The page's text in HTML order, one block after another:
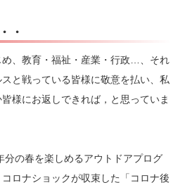
・
、教育・福祉・産業・行政…、それ
と戦っている皆様に敬意を払い、私
様にお返しできれば，と思っていま
分の春を楽しめるアウトドアプログ
ロナショックが収束した「コロナ後